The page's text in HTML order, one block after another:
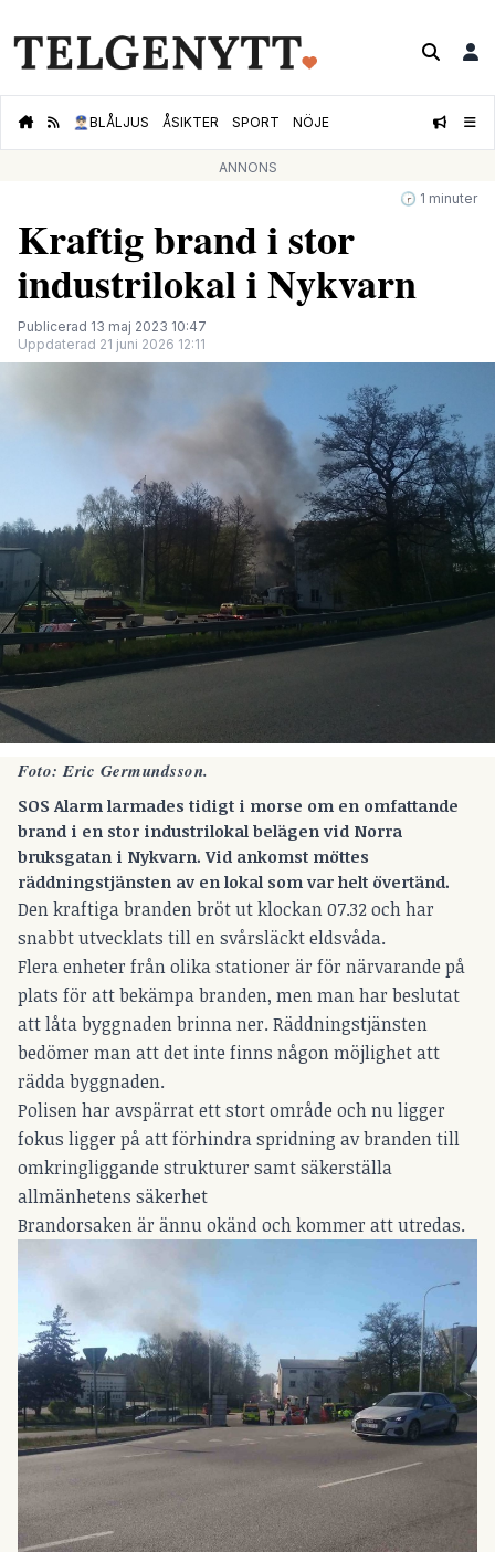
👮🏻‍♂️BLÅLJUS ÅSIKTER SPORT NÖJE
ANNONS
🕝 1 minuter
Kraftig brand i stor
industrilokal i Nykvarn
Publicerad 13 maj 2023 10:47
Uppdaterad 21 juni 2026 12:11
Foto: Eric Germundsson.
SOS Alarm larmades tidigt i morse om en omfattande
brand i en stor industrilokal belägen vid Norra
bruksgatan i Nykvarn. Vid ankomst möttes
räddningstjänsten av en lokal som var helt övertänd.
Den kraftiga branden bröt ut klockan 07.32 och har
snabbt utvecklats till en svårsläckt eldsvåda.
Flera enheter från olika stationer är för närvarande på
plats för att bekämpa branden, men man har beslutat
att låta byggnaden brinna ner. Räddningstjänsten
bedömer man att det inte finns någon möjlighet att
rädda byggnaden.
Polisen har avspärrat ett stort område och nu ligger
fokus ligger på att förhindra spridning av branden till
omkringliggande strukturer samt säkerställa
allmänhetens säkerhet
Brandorsaken är ännu okänd och kommer att utredas.